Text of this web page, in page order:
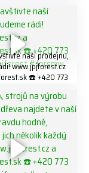
LnhmTfZl
☎️ +420 773 202
#forsmw
#
naší prodejnu,
www.jpjforest.cz
☎️ +420 773
#forsmw
#vahvajussi